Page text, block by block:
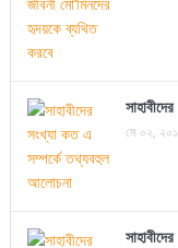
মে ০২,